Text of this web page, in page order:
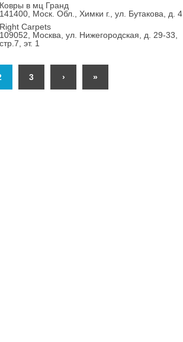
Ковры в мц Гранд
141400, Моск. Обл., Химки г., ул. Бутакова, д. 4
Right Carpets
109052, Москва, ул. Нижегородская, д. 29-33,
стр.7, эт. 1
3 › »